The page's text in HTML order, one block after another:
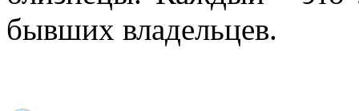
бывших владельцев.